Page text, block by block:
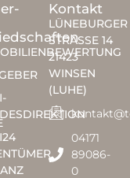
Kontakt
LÜNEBURGER
STRASSE 14
21423
WINSEN
(LUHE)
04171
89086-
0​​